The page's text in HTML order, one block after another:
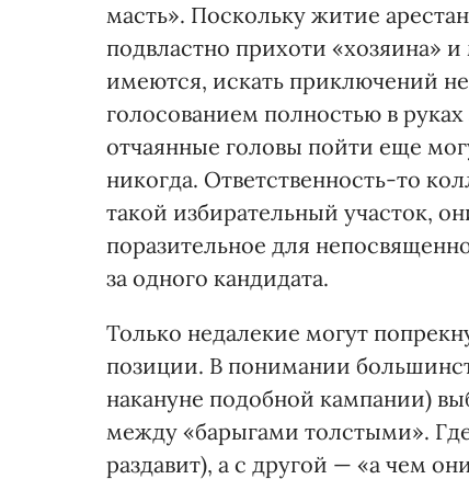
масть». Поскольку житие
подвластно прихоти «хозяина»
имеются, искать приключений
голосованием полностью в
отчаянные головы пойти еще
никогда. Ответственность-то
такой избирательный участок,
поразительное для
за одного кандидата.
Только недалекие могут
позиции. В понимании
накануне подобной кампании)
между «барыгами толстыми».
раздавит), а с другой — «а чем